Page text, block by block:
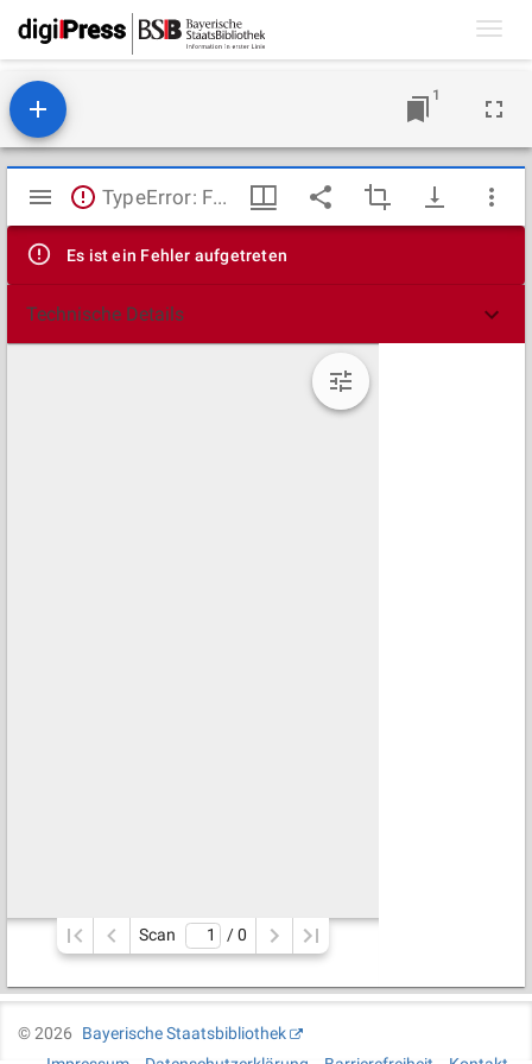
1
Mirador
Viewer
TypeError: Failed to fetch
Es ist ein Fehler aufgetreten
Technische Details
Scan / 0
©2026
Bayerische Staatsbibliothek